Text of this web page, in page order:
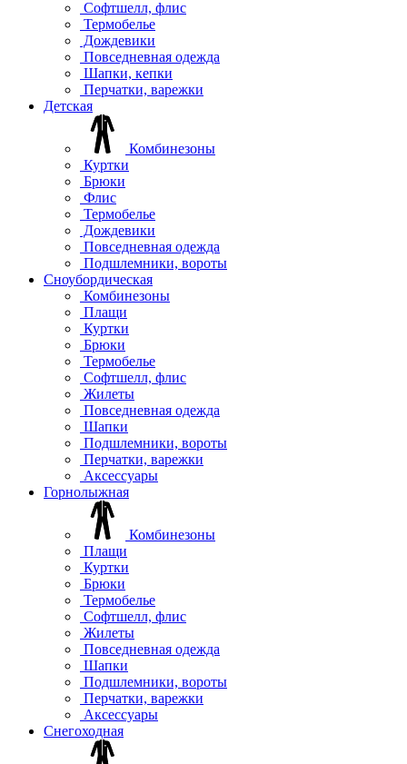
Софтшелл, флис
Термобелье
Дождевики
Повседневная одежда
Шапки, кепки
Перчатки, варежки
Детская
Комбинезоны
Куртки
Брюки
Флис
Термобелье
Дождевики
Повседневная одежда
Подшлемники, вороты
Сноубордическая
Комбинезоны
Плащи
Куртки
Брюки
Термобелье
Софтшелл, флис
Жилеты
Повседневная одежда
Шапки
Подшлемники, вороты
Перчатки, варежки
Аксессуары
Горнолыжная
Комбинезоны
Плащи
Куртки
Брюки
Термобелье
Софтшелл, флис
Жилеты
Повседневная одежда
Шапки
Подшлемники, вороты
Перчатки, варежки
Аксессуары
Снегоходная